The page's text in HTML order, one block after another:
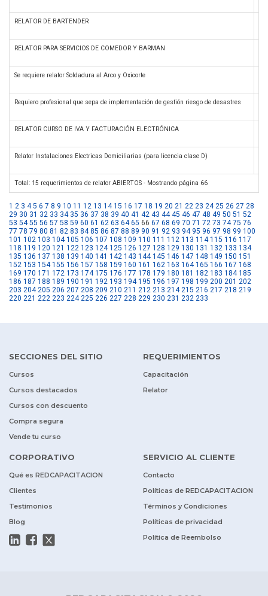
RELATOR DE BARTENDER
RELATOR PARA SERVICIOS DE COMEDOR Y BARMAN
Se requiere relator Soldadura al Arco y Oxicorte
Requiero profesional que sepa de implementación de gestión riesgo de desastres
RELATOR CURSO DE IVA Y FACTURACIÓN ELECTRÓNICA
Relator Instalaciones Electricas Domiciliarias (para licencia clase D)
Total: 15 requerimientos de relator ABIERTOS - Mostrando página 66
1 2 3 4 5 6 7 8 9 10 11 12 13 14 15 16 17 18 19 20 21 22 23 24 25 26 27 28
29 30 31 32 33 34 35 36 37 38 39 40 41 42 43 44 45 46 47 48 49 50 51 52
53 54 55 56 57 58 59 60 61 62 63 64 65 66 67 68 69 70 71 72 73 74 75 76
77 78 79 80 81 82 83 84 85 86 87 88 89 90 91 92 93 94 95 96 97 98 99 100
101 102 103 104 105 106 107 108 109 110 111 112 113 114 115 116 117
118 119 120 121 122 123 124 125 126 127 128 129 130 131 132 133 134
135 136 137 138 139 140 141 142 143 144 145 146 147 148 149 150 151
152 153 154 155 156 157 158 159 160 161 162 163 164 165 166 167 168
169 170 171 172 173 174 175 176 177 178 179 180 181 182 183 184 185
186 187 188 189 190 191 192 193 194 195 196 197 198 199 200 201 202
203 204 205 206 207 208 209 210 211 212 213 214 215 216 217 218 219
220 221 222 223 224 225 226 227 228 229 230 231 232 233
SECCIONES DEL SITIO
Cursos
Cursos destacados
Cursos con descuento
Compra segura
Vende tu curso
REQUERIMIENTOS
Capacitación
Relator
CORPORATIVO
Qué es REDCAPACITACION
Clientes
Testimonios
Blog
SERVICIO AL CLIENTE
Contacto
Políticas de REDCAPACITACION
Términos y Condiciones
Políticas de privacidad
Política de Reembolso